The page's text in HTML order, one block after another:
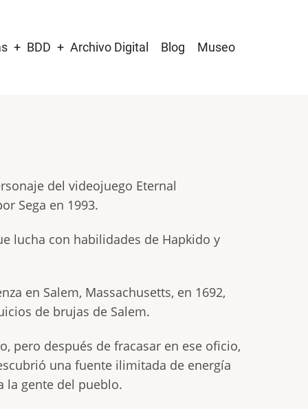
BDD Archivo Digital Blog Museo
del videojuego Eternal
Sega en 1993.
lucha con habilidades de Hapkido y
en Salem, Massachusetts, en 1692,
de brujas de Salem.
pero después de fracasar en ese oficio,
una fuente ilimitada de energía
la gente del pueblo.